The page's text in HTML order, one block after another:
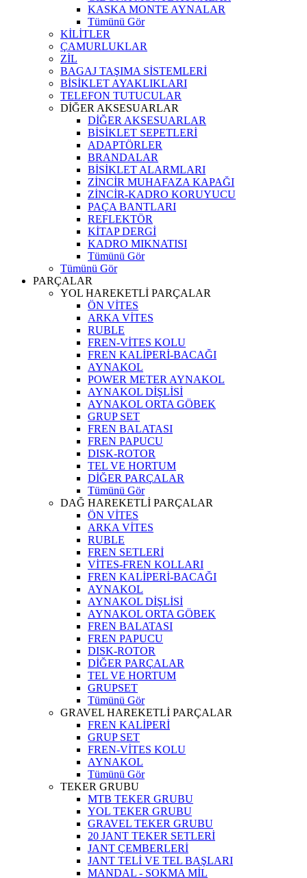
KASKA MONTE AYNALAR
Tümünü Gör
KİLİTLER
ÇAMURLUKLAR
ZİL
BAGAJ TAŞIMA SİSTEMLERİ
BİSİKLET AYAKLIKLARI
TELEFON TUTUCULAR
DİĞER AKSESUARLAR
DİĞER AKSESUARLAR
BİSİKLET SEPETLERİ
ADAPTÖRLER
BRANDALAR
BİSİKLET ALARMLARI
ZİNCİR MUHAFAZA KAPAĞI
ZİNCİR-KADRO KORUYUCU
PAÇA BANTLARI
REFLEKTÖR
KİTAP DERGİ
KADRO MIKNATISI
Tümünü Gör
Tümünü Gör
PARÇALAR
YOL HAREKETLİ PARÇALAR
ÖN VİTES
ARKA VİTES
RUBLE
FREN-VİTES KOLU
FREN KALİPERİ-BACAĞI
AYNAKOL
POWER METER AYNAKOL
AYNAKOL DİŞLİSİ
AYNAKOL ORTA GÖBEK
GRUP SET
FREN BALATASI
FREN PAPUCU
DISK-ROTOR
TEL VE HORTUM
DİĞER PARÇALAR
Tümünü Gör
DAĞ HAREKETLİ PARÇALAR
ÖN VİTES
ARKA VİTES
RUBLE
FREN SETLERİ
VİTES-FREN KOLLARI
FREN KALİPERİ-BACAĞI
AYNAKOL
AYNAKOL DİŞLİSİ
AYNAKOL ORTA GÖBEK
FREN BALATASI
FREN PAPUCU
DISK-ROTOR
DİĞER PARÇALAR
TEL VE HORTUM
GRUPSET
Tümünü Gör
GRAVEL HAREKETLİ PARÇALAR
FREN KALİPERİ
GRUP SET
FREN-VİTES KOLU
AYNAKOL
Tümünü Gör
TEKER GRUBU
MTB TEKER GRUBU
YOL TEKER GRUBU
GRAVEL TEKER GRUBU
20 JANT TEKER SETLERİ
JANT ÇEMBERLERİ
JANT TELİ VE TEL BAŞLARI
MANDAL - SOKMA MİL